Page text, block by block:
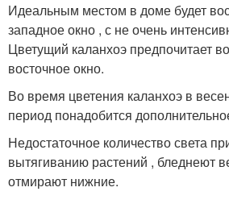
Идеальным местом в доме будет
западное окно , с не очень
Цветущий каланхоэ предпочитает
восточное окно.
Во время цветения каланхоэ в
период понадобится
Недостаточное количество света
вытягиванию растений , бледнеют
отмирают нижние.